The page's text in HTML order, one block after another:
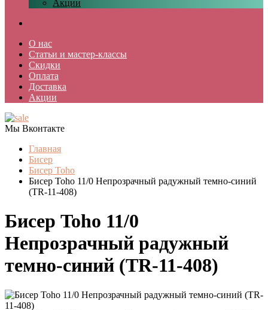
Акции
О нас
Статьи и мастер-классы
Скидки
Оплата
Доставка
Акции
Мы Вконтакте
Главная
Бисер
Бисер Toho
Бисер Toho 11/0 Непрозрачный радужный темно-синий
(TR-11-408)
Бисер Toho 11/0
Непрозрачный радужный
темно-синий (TR-11-408)